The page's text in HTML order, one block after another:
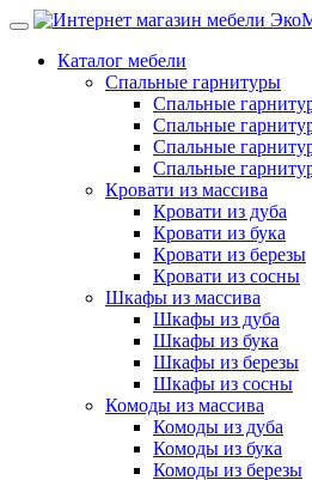
Каталог мебели
Спальные гарнитуры
Спальные
Спальные
Спальные
Спальные
Кровати из массива
Кровати из дуба
Кровати из бука
Кровати из березы
Кровати из сосны
Шкафы из массива
Шкафы из дуба
Шкафы из бука
Шкафы из березы
Шкафы из сосны
Комоды из массива
Комоды из дуба
Комоды из бука
Комоды из березы